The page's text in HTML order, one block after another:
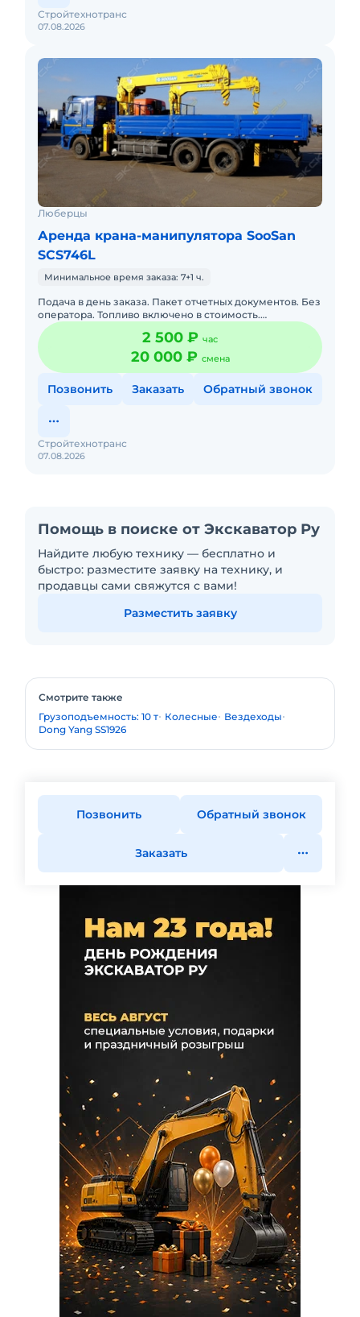
07.08.2026
Стройтехнотранс
Люберцы
Аренда крана-манипулятора SooSan
SCS746L
Минимальное время заказа: 7+1 ч.
Подача в день заказа. Пакет отчетных документов. Без
оператора. Топливо включено в стоимость.
Долгосрочная аренда. Краткосрочная аренда. Техника
с малой наработ
2 500 ₽ час
20 000 ₽ смена
Позвонить Заказать Обратный звонок
07.08.2026
Стройтехнотранс
Помощь в поиске от Экскаватор Ру
Найдите любую технику — бесплатно и
быстро: разместите заявку на технику, и
продавцы сами свяжутся с вами!
Разместить заявку
Смотрите также
Грузоподъемность: 10 т Колесные
Вездеходы
Dong Yang SS1926
Позвонить Обратный звонок
Заказать